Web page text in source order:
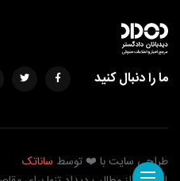
ما را دنبال کنید
طراحی سایت با ❤️ توسط ساناتک